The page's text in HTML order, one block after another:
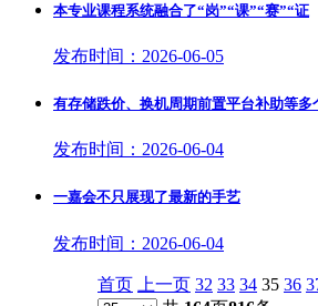
本专业课程系统融合了“岗”“课”“赛”“证
发布时间：2026-06-05
有存储跌价、换机周期前置平台补助等多
发布时间：2026-06-04
一嘉会不只展现了最新的手艺
发布时间：2026-06-04
首页 上一页 32 33 34 35 36